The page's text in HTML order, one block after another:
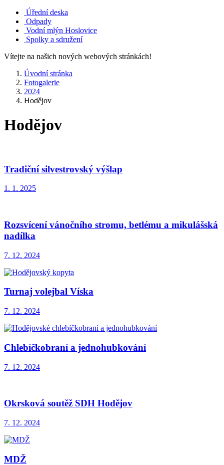
Úřední deska
Odpady
Vodní mlýn Hoslovice
Spolky a sdružení
Vítejte na našich nových webových stránkách!
Úvodní stránka
Fotogalerie
2024
Hodějov
Hodějov
Tradiční silvestrovský výšlap
1. 1. 2025
Rozsvícení vánočního stromu, betlému a mikulášská
nadílka
7. 12. 2024
Turnaj volejbal Víska
7. 12. 2024
Chlebíčkobraní a jednohubkování
7. 12. 2024
Okrsková soutěž SDH Hodějov
7. 12. 2024
MDŽ